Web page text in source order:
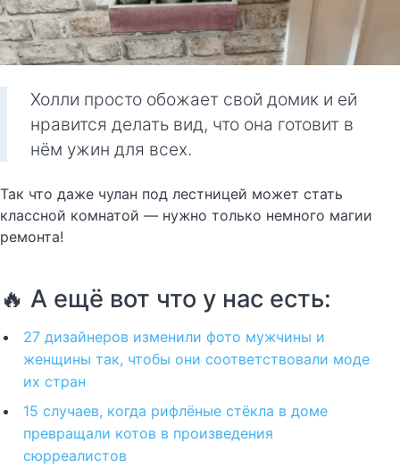
Холли просто обожает свой домик и ей
нравится делать вид, что она готовит в
нём ужин для всех.
Так что даже чулан под лестницей может стать
классной комнатой — нужно только немного магии
ремонта!
🔥 А ещё вот что у нас есть:
27 дизайнеров изменили фото мужчины и
женщины так, чтобы они соответствовали моде
их стран
15 случаев, когда рифлёные стёкла в доме
превращали котов в произведения
сюрреалистов